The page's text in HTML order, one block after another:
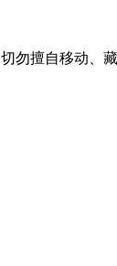
擅自移动、